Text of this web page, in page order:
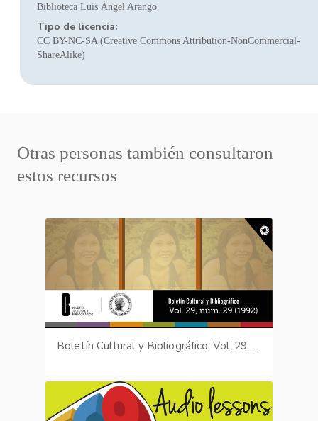
Biblioteca Luis Ángel Arango
Tipo de licencia:
CC BY-NC-SA (Creative Commons Attribution-NonCommercial-
ShareAlike)
Otras personas también consultaron
estos recursos
Boletín Cultural y Bibliográfico: Vol. 29, núm. 29 (1992)